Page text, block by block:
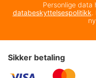
Personlige data
databeskyttelsespolitikk.
Sikker betaling